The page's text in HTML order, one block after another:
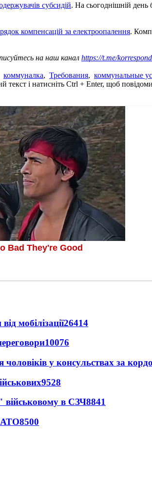
субсидій. На сьогоднішній день
компенсацій за електроопалення.
на наш канал https://t.me/
коммуналка, Требования, коммунальные
текст і натисніть Ctrl + Enter, щоб
мобілізації26414
10076
у консульствах за
9528
в СЗЧ8841
8500